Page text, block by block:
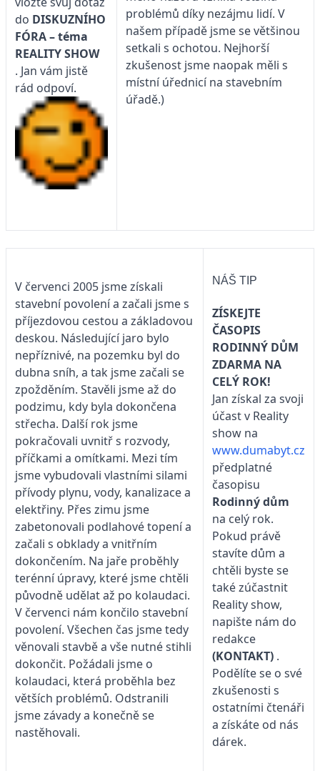
do DISKUZNÍHO
FÓRA – téma
REALITY SHOW
. Jan vám jistě
rád odpoví.
problémů díky nezájmu lidí. V
našem případě jsme se většinou
setkali s ochotou. Nejhorší
zkušenost jsme naopak měli s
místní úřednicí na stavebním
úřadě.)
V červenci 2005 jsme získali
stavební povolení a začali jsme s
příjezdovou cestou a základovou
deskou. Následující jaro bylo
nepříznivé, na pozemku byl do
dubna sníh, a tak jsme začali se
zpožděním. Stavěli jsme až do
podzimu, kdy byla dokončena
střecha. Další rok jsme
pokračovali uvnitř s rozvody,
příčkami a omítkami. Mezi tím
jsme vybudovali vlastními silami
přívody plynu, vody, kanalizace a
elektřiny. Přes zimu jsme
zabetonovali podlahové topení a
začali s obklady a vnitřním
dokončením. Na jaře proběhly
terénní úpravy, které jsme chtěli
původně udělat až po kolaudaci.
V červenci nám končilo stavební
povolení. Všechen čas jsme tedy
věnovali stavbě a vše nutné stihli
dokončit. Požádali jsme o
kolaudaci, která proběhla bez
větších problémů. Odstranili
jsme závady a konečně se
nastěhovali.
NÁŠ TIP
ZÍSKEJTE
ČASOPIS
RODINNÝ DŮM
ZDARMA NA
CELÝ ROK!
Jan získal za svoji
účast v Reality
show na
www.dumabyt.cz
předplatné
časopisu
Rodinný dům
na celý rok.
Pokud právě
stavíte dům a
chtěli byste se
také zúčastnit
Reality show,
napište nám do
redakce
(KONTAKT) .
Podělíte se o své
zkušenosti s
ostatními čtenáři
a získáte od nás
dárek.